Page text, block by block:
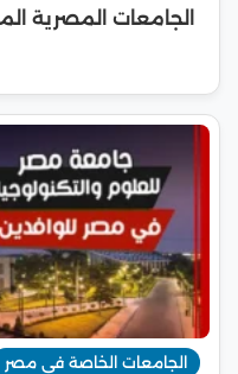
الجامعات المصرية
الجامعات الخاصة في مصر